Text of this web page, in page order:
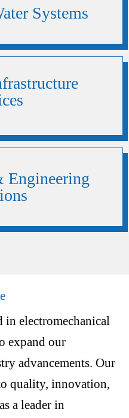
Systems
Engineering
in electromechanical
expand our
advancements. Our
quality, innovation,
a leader in